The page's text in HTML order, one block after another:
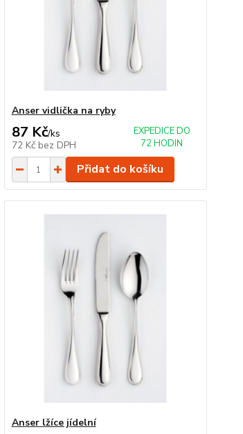
Anser vidlička na ryby
87 Kč/ks
72 Kč bez DPH
EXPEDICE DO
72 HODIN
Přidat do košíku
Anser lžíce jídelní